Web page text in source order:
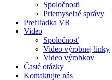
Spoločnosti
Priemyselné správy
Prehliadka VR
Video
Spoločnosť
Video výrobnej linky
Video výrobkov
Časté otázky
Kontaktujte nás